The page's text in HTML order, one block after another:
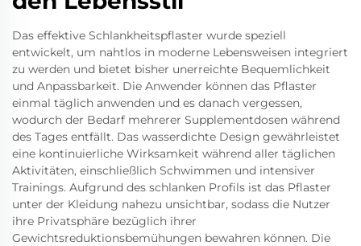
Das effektive Schlankheitspflaster wurde speziell
entwickelt, um nahtlos in moderne Lebensweisen integriert
zu werden und bietet bisher unerreichte Bequemlichkeit
und Anpassbarkeit. Die Anwender können das Pflaster
einmal täglich anwenden und es danach vergessen,
wodurch der Bedarf mehrerer Supplementdosen während
des Tages entfällt. Das wasserdichte Design gewährleistet
eine kontinuierliche Wirksamkeit während aller täglichen
Aktivitäten, einschließlich Schwimmen und intensiver
Trainings. Aufgrund des schlanken Profils ist das Pflaster
unter der Kleidung nahezu unsichtbar, sodass die Nutzer
ihre Privatsphäre bezüglich ihrer
Gewichtsreduktionsbemühungen bewahren können. Die